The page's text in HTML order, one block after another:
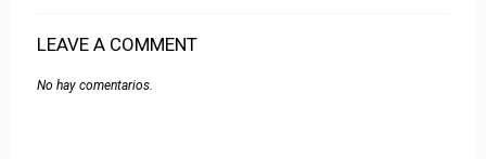
LEAVE A COMMENT
No hay comentarios.